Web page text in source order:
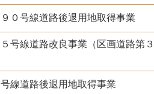
０号線道路後退用地取得事業
号線道路改良事業（区画道路第３
線道路後退用地取得事業